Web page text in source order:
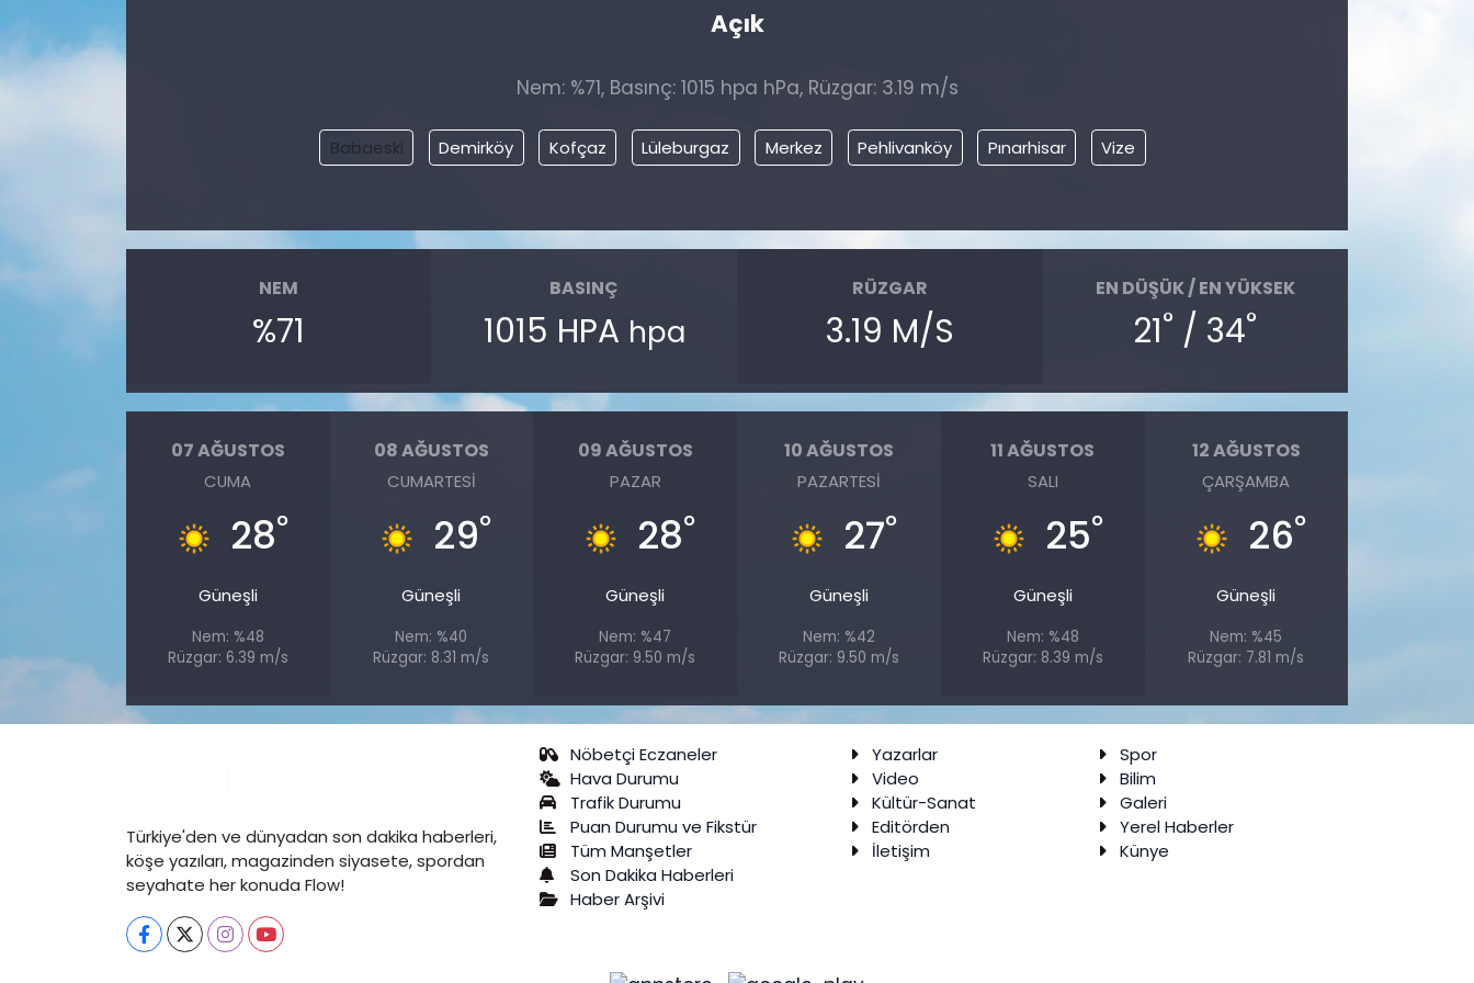
Açık
Nem: %71, Basınç: 1015 hpa hPa, Rüzgar: 3.19 m/s
Babaeski Demirköy Kofçaz Lüleburgaz Merkez Pehlivanköy Pınarhisar Vize
NEM
%71
BASINÇ
1015 HPA hpa
RÜZGAR
3.19 M/S
EN DÜŞÜK / EN YÜKSEK
21° / 34°
07 AĞUSTOS
CUMA
28°
Güneşli
Nem: %48
Rüzgar: 6.39 m/s
08 AĞUSTOS
CUMARTESI
29°
Güneşli
Nem: %40
Rüzgar: 8.31 m/s
09 AĞUSTOS
PAZAR
28°
Güneşli
Nem: %47
Rüzgar: 9.50 m/s
10 AĞUSTOS
PAZARTESI
27°
Güneşli
Nem: %42
Rüzgar: 9.50 m/s
11 AĞUSTOS
SALI
25°
Güneşli
Nem: %48
Rüzgar: 8.39 m/s
12 AĞUSTOS
ÇARŞAMBA
26°
Güneşli
Nem: %45
Rüzgar: 7.81 m/s
Türkiye'den ve dünyadan son dakika haberleri,
köşe yazıları, magazinden siyasete, spordan
seyahate her konuda Flow!
Nöbetçi Eczaneler
Hava Durumu
Trafik Durumu
Puan Durumu ve Fikstür
Tüm Manşetler
Son Dakika Haberleri
Haber Arşivi
Yazarlar
Spor
Video
Bilim
Kültür-Sanat
Galeri
Editörden
Yerel Haberler
İletişim
Künye